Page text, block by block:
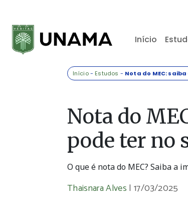
Início
Início- Estudos - Nota do MEC:
Nota do
pode ter no
O que é nota do MEC? Saiba a
Thaisnara Alves |17/03/2025